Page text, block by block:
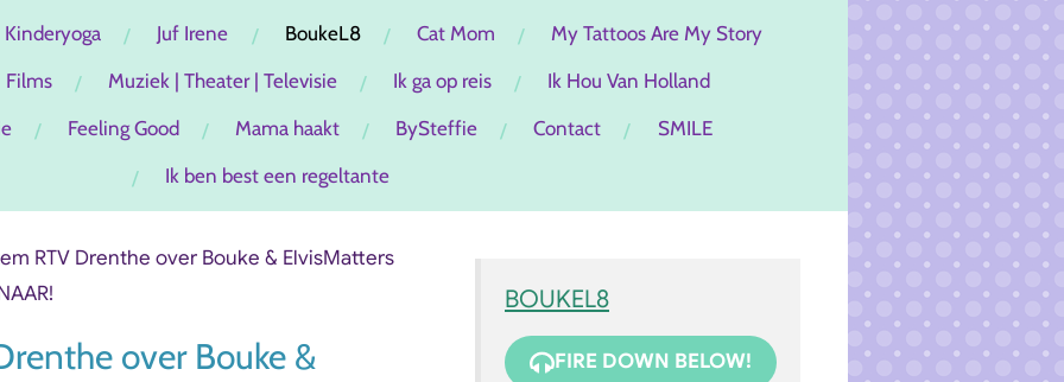
Juf Irene BoukeL8 Cat Mom
My Tattoos Are My Story
Films Muziek | Theater | Televisie Ik ga op reis
Ik Hou Van Holland
Feeling Good Mama haakt BySteffie Contact
SMILE
Ik ben best een regeltante
RTV Drenthe over Bouke & ElvisMatters
over Bouke &
BOUKEL8
FIRE DOWN BELOW!